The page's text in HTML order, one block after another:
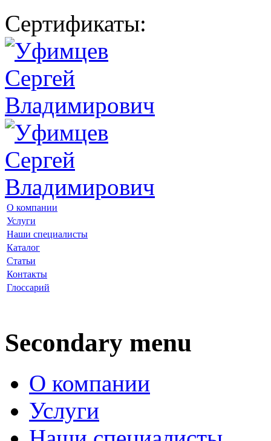
Сертификаты:
О компании
Услуги
Наши специалисты
Каталог
Статьи
Контакты
Глоссарий
Secondary menu
О компании
Услуги